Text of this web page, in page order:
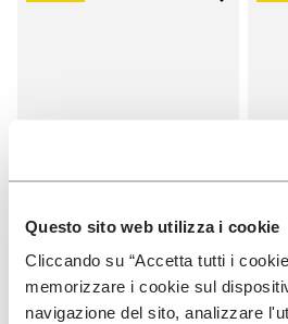
Questo sito web utilizza i cookie
Cliccando su “Accetta tutti i
memorizzare i cookie sul
navigazione del sito, analizzare
One Quarter Toile